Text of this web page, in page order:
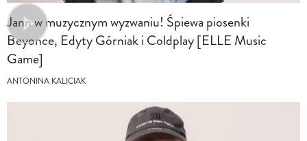
Jann w muzycznym wyzwaniu! Śpiewa piosenki
Beyonce, Edyty Górniak i Coldplay [ELLE Music
Game]
ANTONINA KALICIAK